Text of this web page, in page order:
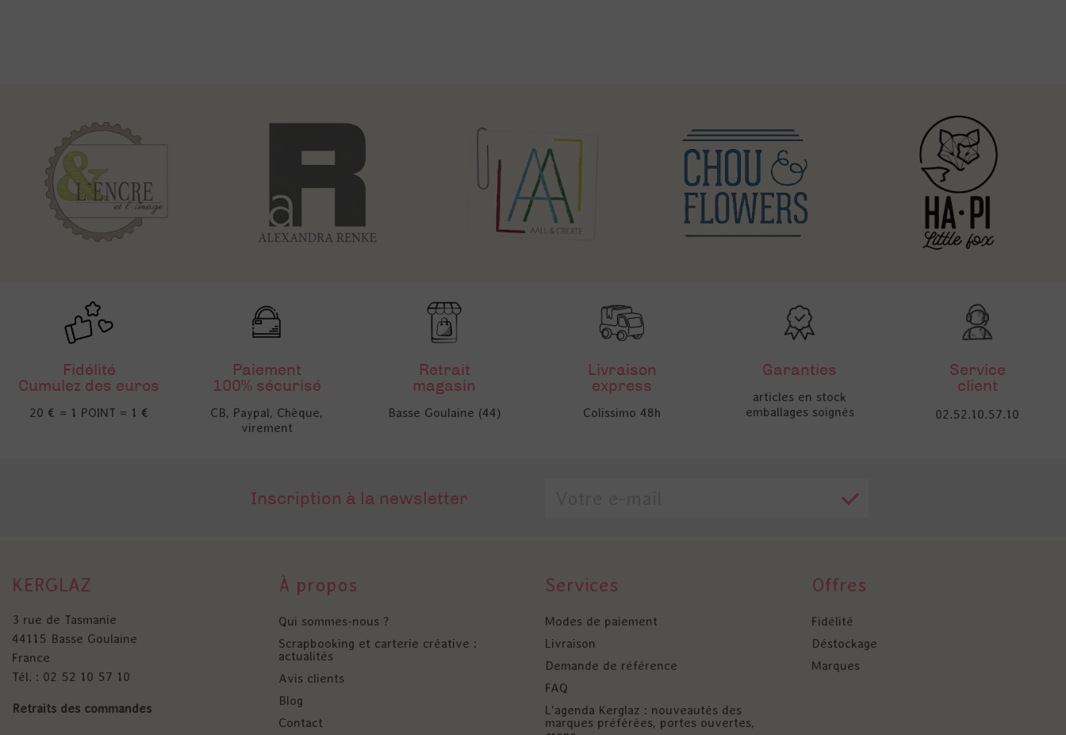
Fidélité
Cumulez des euros
20 € = 1 POINT = 1 €
Paiement
100% sécurisé
CB, Paypal, Chèque,
virement
Retrait
magasin
Basse Goulaine (44)
Livraison
express
Colissimo 48h
Garanties
articles en stock
emballages soignés
Service
client
02.52.10.57.10
Inscription à la newsletter
KERGLAZ
3 rue de Tasmanie
44115 Basse Goulaine
France
Tél. : 02 52 10 57 10
Retraits des commandes
À propos
Qui sommes-nous ?
Scrapbooking et carterie créative :
actualités
Avis clients
Blog
Contact
Services
Modes de paiement
Livraison
Demande de référence
FAQ
L'agenda Kerglaz : nouveautés des
marques préférées, portes ouvertes,
Offres
Fidélité
Déstockage
Marques